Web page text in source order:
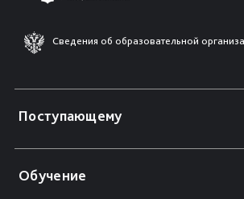
Сведения об образовательной
Поступающему
Обучение